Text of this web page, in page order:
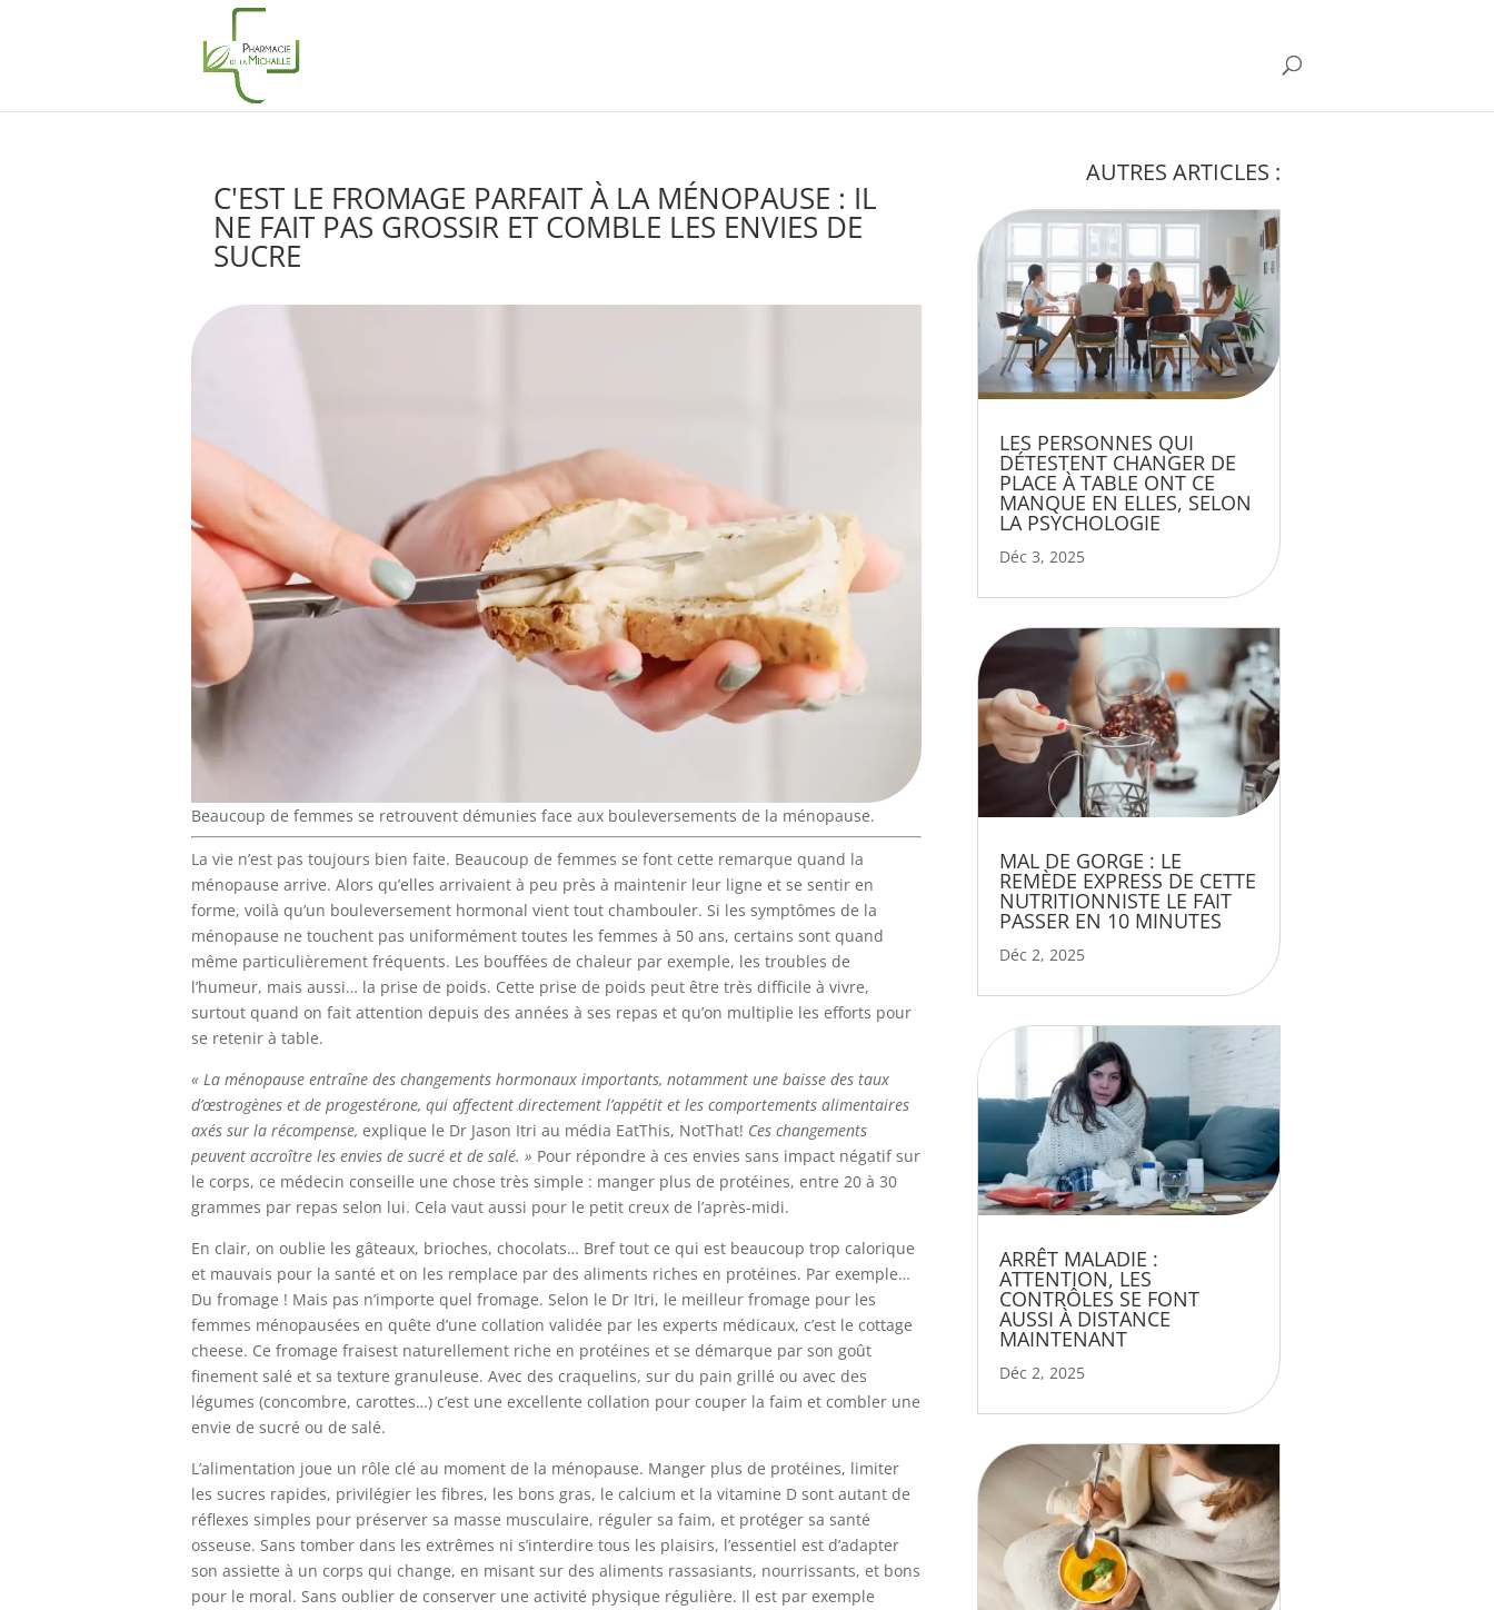
C'EST LE FROMAGE PARFAIT À LA MÉNOPAUSE : IL
NE FAIT PAS GROSSIR ET COMBLE LES ENVIES DE
SUCRE
Beaucoup de femmes se retrouvent démunies face aux bouleversements de la ménopause.
La vie n’est pas toujours bien faite. Beaucoup de femmes se font cette remarque quand la
ménopause arrive. Alors qu’elles arrivaient à peu près à maintenir leur ligne et se sentir en
forme, voilà qu’un bouleversement hormonal vient tout chambouler. Si les symptômes de la
ménopause ne touchent pas uniformément toutes les femmes à 50 ans, certains sont quand
même particulièrement fréquents. Les bouffées de chaleur par exemple, les troubles de
l’humeur, mais aussi… la prise de poids. Cette prise de poids peut être très difficile à vivre,
surtout quand on fait attention depuis des années à ses repas et qu’on multiplie les efforts pour
se retenir à table.
« La ménopause entraîne des changements hormonaux importants, notamment une baisse des taux
d’œstrogènes et de progestérone, qui affectent directement l’appétit et les comportements alimentaires
axés sur la récompense, explique le Dr Jason Itri au média EatThis, NotThat! Ces changements
peuvent accroître les envies de sucré et de salé. » Pour répondre à ces envies sans impact négatif sur
le corps, ce médecin conseille une chose très simple : manger plus de protéines, entre 20 à 30
grammes par repas selon lui. Cela vaut aussi pour le petit creux de l’après-midi.
En clair, on oublie les gâteaux, brioches, chocolats… Bref tout ce qui est beaucoup trop calorique
et mauvais pour la santé et on les remplace par des aliments riches en protéines. Par exemple…
Du fromage ! Mais pas n’importe quel fromage. Selon le Dr Itri, le meilleur fromage pour les
femmes ménopausées en quête d’une collation validée par les experts médicaux, c’est le cottage
cheese. Ce fromage fraisest naturellement riche en protéines et se démarque par son goût
finement salé et sa texture granuleuse. Avec des craquelins, sur du pain grillé ou avec des
légumes (concombre, carottes…) c’est une excellente collation pour couper la faim et combler une
envie de sucré ou de salé.
L’alimentation joue un rôle clé au moment de la ménopause. Manger plus de protéines, limiter
les sucres rapides, privilégier les fibres, les bons gras, le calcium et la vitamine D sont autant de
réflexes simples pour préserver sa masse musculaire, réguler sa faim, et protéger sa santé
osseuse. Sans tomber dans les extrêmes ni s’interdire tous les plaisirs, l’essentiel est d’adapter
son assiette à un corps qui change, en misant sur des aliments rassasiants, nourrissants, et bons
pour le moral. Sans oublier de conserver une activité physique régulière. Il est par exemple
AUTRES ARTICLES :
LES PERSONNES QUI
DÉTESTENT CHANGER DE
PLACE À TABLE ONT CE
MANQUE EN ELLES, SELON
LA PSYCHOLOGIE
Déc 3, 2025
MAL DE GORGE : LE
REMÈDE EXPRESS DE CETTE
NUTRITIONNISTE LE FAIT
PASSER EN 10 MINUTES
Déc 2, 2025
ARRÊT MALADIE :
ATTENTION, LES
CONTRÔLES SE FONT
AUSSI À DISTANCE
MAINTENANT
Déc 2, 2025